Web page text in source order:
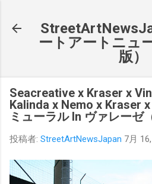
ートアートニュ
版）
Seacreative x Kraser x
Kalinda x Nemo x Kraser
ミューラル In ヴァレーゼ
投稿者: StreetArtNewsJapan 7月